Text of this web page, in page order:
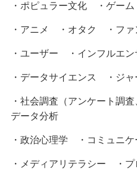
・ポピュラー文化 ・ゲー
・アニメ ・オタク ・フ
・ユーザー ・インフルエ
・データサイエンス ・ジ
・社会調査（アンケート調
データ分析
・政治心理学 ・コミュニ
・メディアリテラシー ・